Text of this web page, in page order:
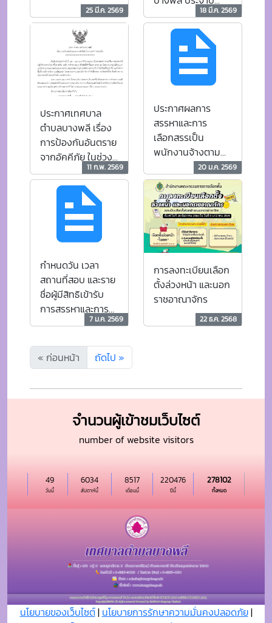
ประกาศเทศบาล
ตำบลบางพลี เรื่อง
การป้องกันอันตราย
จากอัคคีภัย ในช่วง
เทศกาลตรุษจีน11 ก.พ. 2569
ประกาศผลการ
สรรหาและการ
เลือกสรรเป็น
พนักงานจ้างตาม
ภารกิจ และพนักงาน
จ้างทั่วไป
20 ม.ค. 2569
กำหนดวัน เวลา
สถานที่สอบ และราย
ชื่อผู้มีสิทธิเข้ารับ
การสรรหาและการ
เลือกสรร
7 ม.ค. 2569
การลงทะเบียนเลือก
ตั้งล่วงหน้า และนอก
ราชอาณาจักร
22 ธ.ค. 2568
« ก่อนหน้า
จำนวนผู้เข้าชมเว็บไซต์
วันนี้ สัปดาห์นี้ เดือนนี้ ปีนี้ ทั้งหมด
นโยบายการรักษาความมั่นคงปลอดภัย
นโยบายการคุ้มครองข้อมูลส่วนบุุคคล